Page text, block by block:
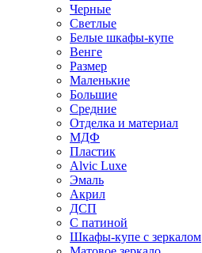
Черные
Светлые
Белые шкафы-купе
Венге
Размер
Маленькие
Большие
Средние
Отделка и материал
МДФ
Пластик
Alvic Luxe
Эмаль
Акрил
ДСП
С патиной
Шкафы-купе с зеркалом